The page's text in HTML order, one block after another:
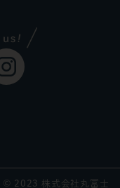
© 2023 株式会社丸冨士